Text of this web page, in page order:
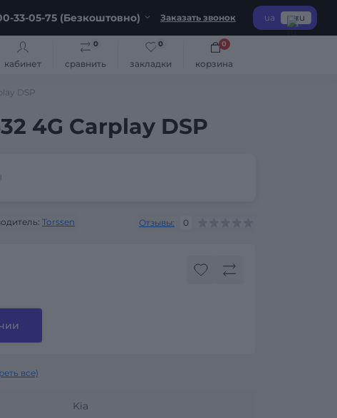
33-05-75 (Безкоштовно) Заказать звонок ua ru
кабинет сравнить
0
закладки
0
корзина
0
DSP
4G Carplay DSP
Torssen Отзывы: 0
все)
Kia